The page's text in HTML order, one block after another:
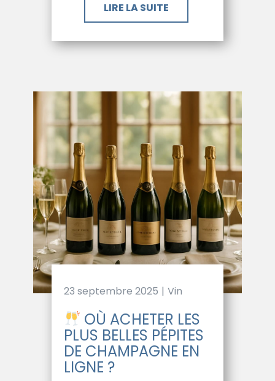
LIRE LA SUITE
23 septembre 2025 Vin
OÙ ACHETER LES
PLUS BELLES PÉPITES
DE CHAMPAGNE EN
LIGNE ?